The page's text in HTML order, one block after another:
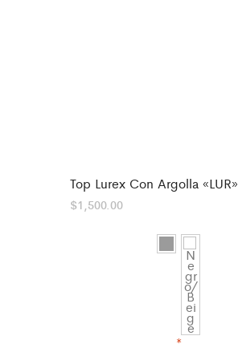
Top Lurex Con Argolla «LUR»
$1,500.00
*